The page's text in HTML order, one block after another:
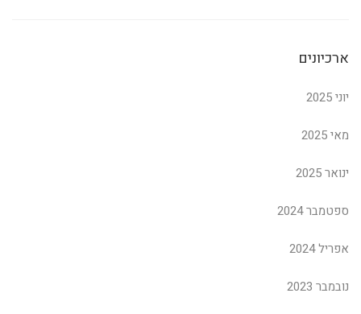
ארכיונים
יוני 2025
מאי 2025
ינואר 2025
ספטמבר 2024
אפריל 2024
נובמבר 2023